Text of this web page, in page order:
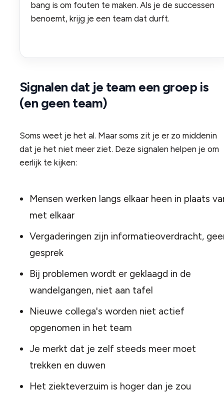
bang is om fouten te maken. Als je de successen
benoemt, krijg je een team dat durft.
Signalen dat je team een groep is
(en geen team)
Soms weet je het al. Maar soms zit je er zo middenin
dat je het niet meer ziet. Deze signalen helpen je om
eerlijk te kijken:
Mensen werken langs elkaar heen in plaats
met elkaar
Vergaderingen zijn informatieoverdracht,
gesprek
Bij problemen wordt er geklaagd in de
wandelgangen, niet aan tafel
Nieuwe collega's worden niet actief
opgenomen in het team
Je merkt dat je zelf steeds meer moet
trekken en duwen
Het ziekteverzuim is hoger dan je zou